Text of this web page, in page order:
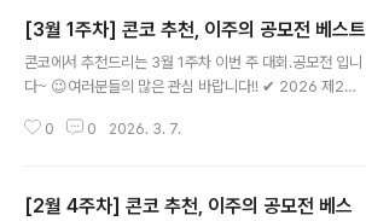
[3월 1주차] 콘코 추천, 이주의 공모전 베스트
콘코에서 추천드리는 3월 1주차 이번 주 대회.공모전 입니
다~ 😉여러분들의 많은 관심 바랍니다!! ✔ 2026 제2회
화문글판 대학생 디자인 공모전✔ 2026 밀리로드 출간 공
를 클릭하시면 확인하실 수 있습니다. 자세한 내용은 콘테
0 0 2026. 3. 7.
[2월 4주차] 콘코 추천, 이주의 공모전 베스